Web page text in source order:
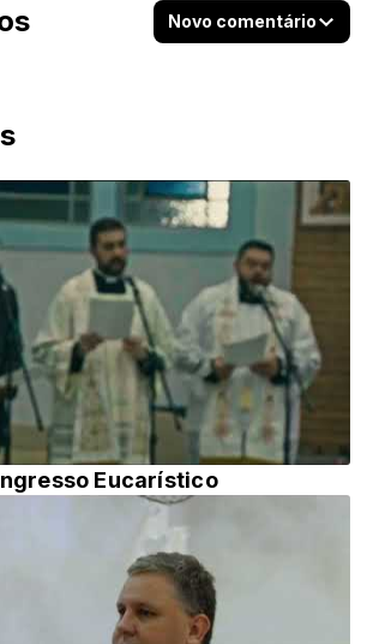
Eucarístico
Novo comentário